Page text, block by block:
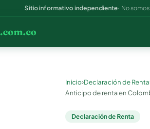
Sitio informativo independiente· No
.com.co
Inicio›Declaración de Renta
Anticipo de renta en
Declaración de Renta